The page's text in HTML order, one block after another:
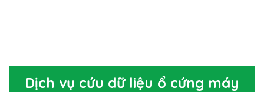
Dịch vụ cứu dữ liệu ổ cứng máy